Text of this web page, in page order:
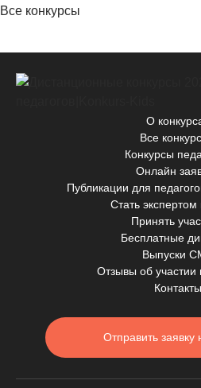
Все конкурсы
О
Все
Конкурсы
Онлайн
Публикации для
Стать экспертом
Принять
Бесплатные
Выпуски
Отзывы об участии
Контакты
Отправить заявку